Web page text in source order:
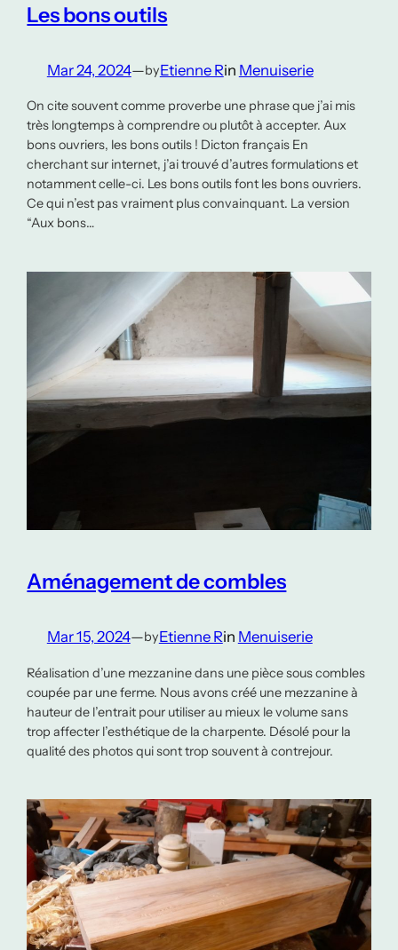
Les bons outils
Mar 24, 2024—byEtienne Rin Menuiserie
On cite souvent comme proverbe une phrase que j’ai mis
très longtemps à comprendre ou plutôt à accepter. Aux
bons ouvriers, les bons outils ! Dicton français En
cherchant sur internet, j’ai trouvé d’autres formulations et
notamment celle-ci. Les bons outils font les bons ouvriers.
Ce qui n’est pas vraiment plus convainquant. La version
“Aux bons…
Aménagement de combles
Mar 15, 2024—byEtienne Rin Menuiserie
Réalisation d’une mezzanine dans une pièce sous combles
coupée par une ferme. Nous avons créé une mezzanine à
hauteur de l’entrait pour utiliser au mieux le volume sans
trop affecter l’esthétique de la charpente. Désolé pour la
qualité des photos qui sont trop souvent à contrejour.